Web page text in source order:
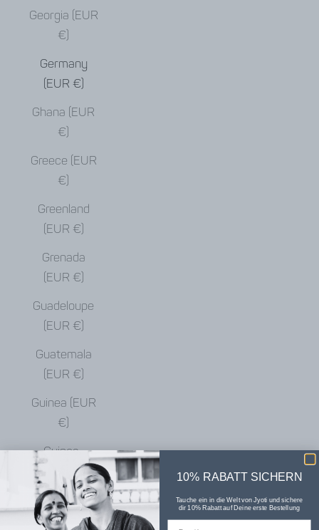
Georgia (EUR
€)
Germany
(EUR €)
Ghana (EUR
€)
Greece (EUR
€)
Greenland
(EUR €)
Grenada
(EUR €)
Guadeloupe
(EUR €)
Guatemala
(EUR €)
Guinea (EUR
€)
Guinea-
Bissau (EUR
€)
Guyana (EUR
10% RABATT SICHERN
Tauche ein in die Welt von Jyoti und sichere
dir 10% Rabatt auf Deine erste Bestellung